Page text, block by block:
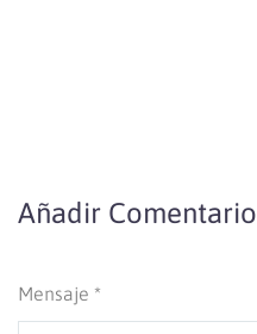
Añadir Comentario
Mensaje *